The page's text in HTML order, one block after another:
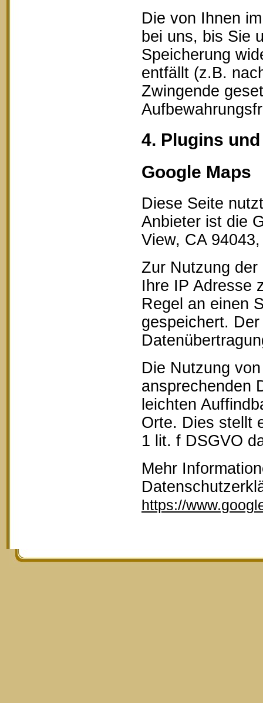
Die von Ihnen
bei uns, bis Sie
Speicherung
entfällt (z.B.
Zwingende
4. Plugins
Google Maps
Diese Seite
Anbieter ist die
View, CA
Zur Nutzung
Ihre IP Adresse
Regel an einen
gespeichert.
Die Nutzung
ansprechenden
leichten
Orte. Dies stellt
1 lit. f DSGVO
Mehr
https://